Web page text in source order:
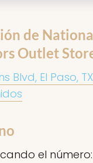
de
Outlet
Blvd, El Paso,
el número: